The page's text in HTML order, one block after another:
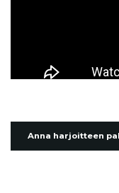
Anna harjoitteen